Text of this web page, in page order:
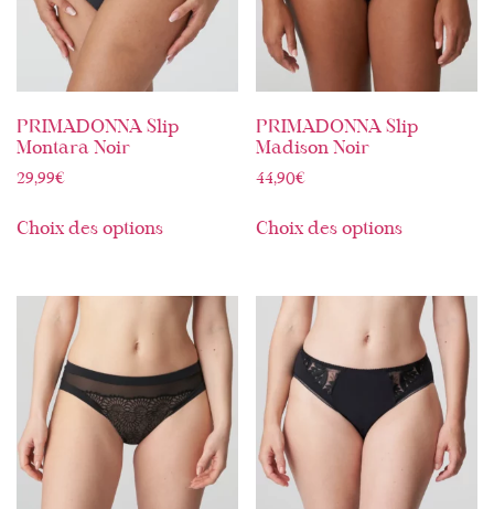
PRIMADONNA Slip
Montara Noir
29,99€
Choix des options
PRIMADONNA Slip
Madison Noir
44,90€
Choix des options